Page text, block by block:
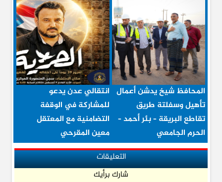
المحافظ شيخ يدشن أعمال
تأهيل وسفلتة طريق
تقاطع البريقة – بئر أحمد –
الحرم الجامعي
انتقالي عدن يدعو
للمشاركة في الوقفة
التضامنية مع المعتقل
معين المقرحي
التعليقات
شارك برأيك